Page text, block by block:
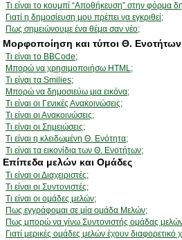
Τι είναι το κουμπί “Αποθήκευση” στην φόρμα
Γιατί η δημοσίευση μου πρέπει να εγκριθεί;
Πως σημειώνουμε ένα θέμα σαν νέο;
Μορφοποίηση και τύποι Θ. Ενοτήτων
Τι είναι το BBCode;
Μπορώ να χρησιμοποιήσω HTML;
Τι είναι τα Smilies;
Μπορώ να δημοσιεύω μια εικόνα;
Τι είναι οι Γενικές Ανακοινώσεις;
Τι είναι οι Ανακοινώσεις;
Τι είναι οι Σημειώσεις;
Τι είναι η κλειδωμένη Θ. Ενότητα;
Τι είναι τα εικονίδια των Θ. Ενοτήτων;
Επίπεδα μελών και Ομάδες
Τι είναι οι Διαχειριστές;
Τι είναι οι Συντονιστές;
Τι είναι οι ομάδες μελών;
Πως εγγράφομαι σε μία ομάδα Μελών;
Πως μπορώ να γίνω Συντονιστής ομάδας
Γιατί μερικές ομάδες μελών έχουν διαφορετικό